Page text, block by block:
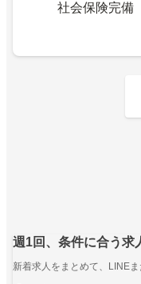
社会保険完備
週1回、条件に合う求
新着求人をまとめて、LINE